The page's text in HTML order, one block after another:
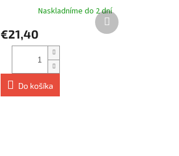
Naskladníme do 2 dní
€21,40
Do košíka
Ďalší
produkt